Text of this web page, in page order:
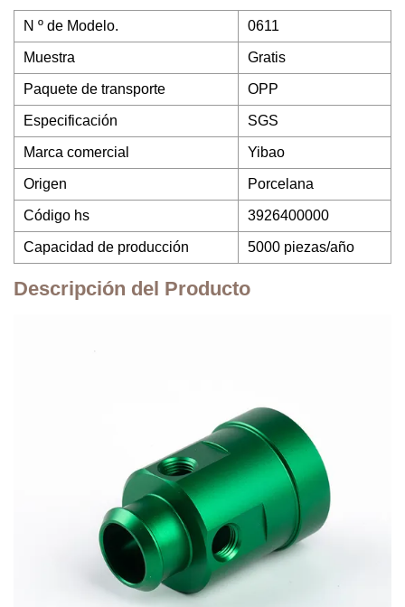
N º de Modelo. 0611
Muestra Gratis
Paquete de transporte OPP
Especificación SGS
Marca comercial Yibao
Origen Porcelana
Código hs 3926400000
Capacidad de producción 5000 piezas/año
Descripción del Producto